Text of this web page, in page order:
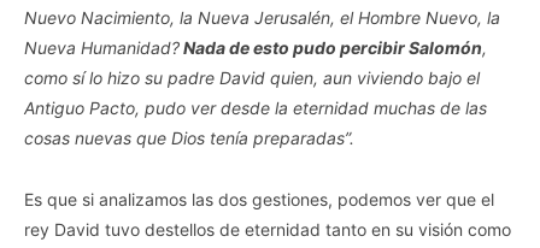
Nuevo Nacimiento, la Nueva Jerusalén, el Hombre Nuevo, la
Nueva Humanidad?Nada de esto pudo percibir Salomón,
como sí lo hizo su padre David quien, aun viviendo bajo el
Antiguo Pacto, pudo ver desde la eternidad muchas de las
cosas nuevas que Dios tenía preparadas”.
Es que si analizamos las dos gestiones, podemos ver que el
rey David tuvo destellos de eternidad tanto en su visión como